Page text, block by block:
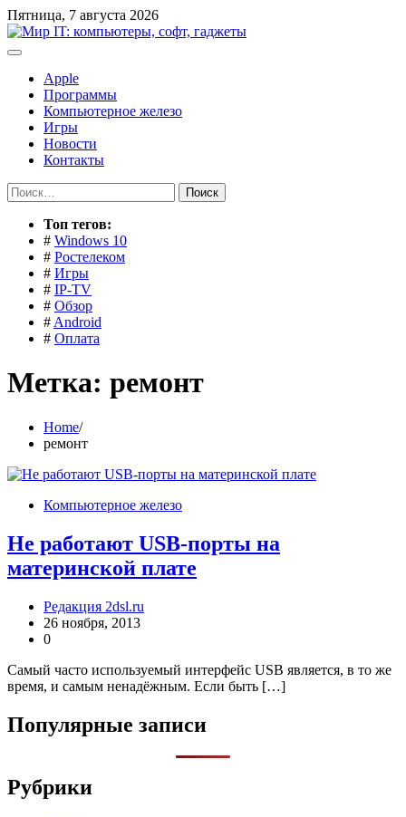
Перейти
к
содержимому
Пятница, 7 августа 2026
Apple
Программы
Компьютерное железо
Игры
Новости
Контакты
Найти:
Toп тегов:
# Windows 10
# Ростелеком
# Игры
# IP-TV
# Обзор
# Android
# Оплата
Метка: ремонт
Home
ремонт
Компьютерное железо
Не работают USB-порты на
материнской плате
Редакция 2dsl.ru
26 ноября, 2013
0
Самый часто используемый интерфейс USB является, в то же
время, и самым ненадёжным. Если быть […]
Популярные записи
Рубрики